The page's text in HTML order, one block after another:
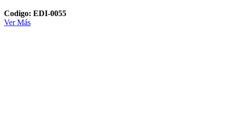
Codigo: EDI-0055
Ver Más